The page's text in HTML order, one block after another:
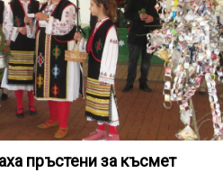
пръстени за късмет